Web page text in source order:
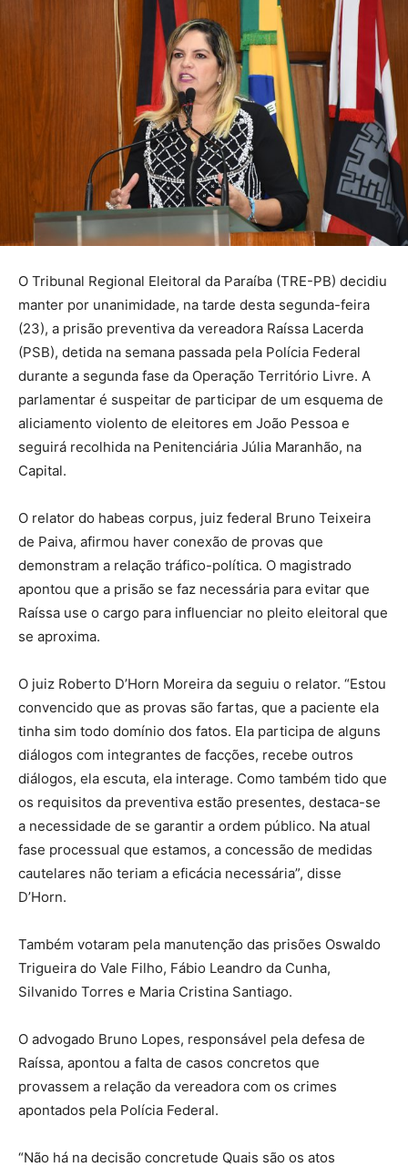
O Tribunal Regional Eleitoral da Paraíba (TRE-PB) decidiu
manter por unanimidade, na tarde desta segunda-feira
(23), a prisão preventiva da vereadora Raíssa Lacerda
(PSB), detida na semana passada pela Polícia Federal
durante a segunda fase da Operação Território Livre. A
parlamentar é suspeitar de participar de um esquema de
aliciamento violento de eleitores em João Pessoa e
seguirá recolhida na Penitenciária Júlia Maranhão, na
Capital.
O relator do habeas corpus, juiz federal Bruno Teixeira
de Paiva, afirmou haver conexão de provas que
demonstram a relação tráfico-política. O magistrado
apontou que a prisão se faz necessária para evitar que
Raíssa use o cargo para influenciar no pleito eleitoral que
se aproxima.
O juiz Roberto D’Horn Moreira da seguiu o relator. “Estou
convencido que as provas são fartas, que a paciente ela
tinha sim todo domínio dos fatos. Ela participa de alguns
diálogos com integrantes de facções, recebe outros
diálogos, ela escuta, ela interage. Como também tido que
os requisitos da preventiva estão presentes, destaca-se
a necessidade de se garantir a ordem público. Na atual
fase processual que estamos, a concessão de medidas
cautelares não teriam a eficácia necessária”, disse
D’Horn.
Também votaram pela manutenção das prisões Oswaldo
Trigueira do Vale Filho, Fábio Leandro da Cunha,
Silvanido Torres e Maria Cristina Santiago.
O advogado Bruno Lopes, responsável pela defesa de
Raíssa, apontou a falta de casos concretos que
provassem a relação da vereadora com os crimes
apontados pela Polícia Federal.
“Não há na decisão concretude Quais são os atos